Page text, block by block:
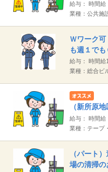
給与： 時間
合 75,240円（
業種：公共施
Ｗワーク
も週１でも
給与： 時間給
業種：総合ビ
園、とび・土
定派遣事業 有
業（新所原
定 工場内
給与： 時間
（1100円
業種：テープ
（パート
場の清掃の